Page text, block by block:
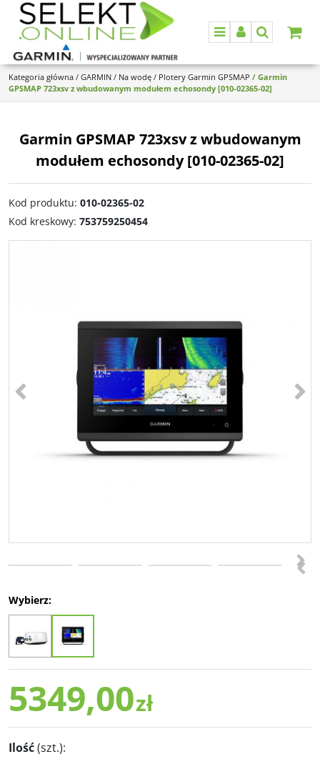
MenuPanelSzukaj
Kategoria główna / GARMIN / Na wodę / Plotery Garmin GPSMAP / Garmin
GPSMAP 723xsv z wbudowanym modułem echosondy [010-02365-02]
Garmin GPSMAP 723xsv z wbudowanym
modułem echosondy [010-02365-02]
Kod produktu: 010-02365-02
Kod kreskowy: 753759250454
<
<
Wybierz:
5349,00zł
Ilość(szt.):